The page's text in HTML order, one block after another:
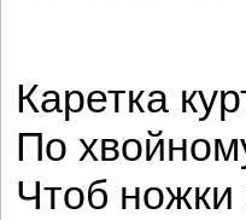
Каретка
По
Чтоб